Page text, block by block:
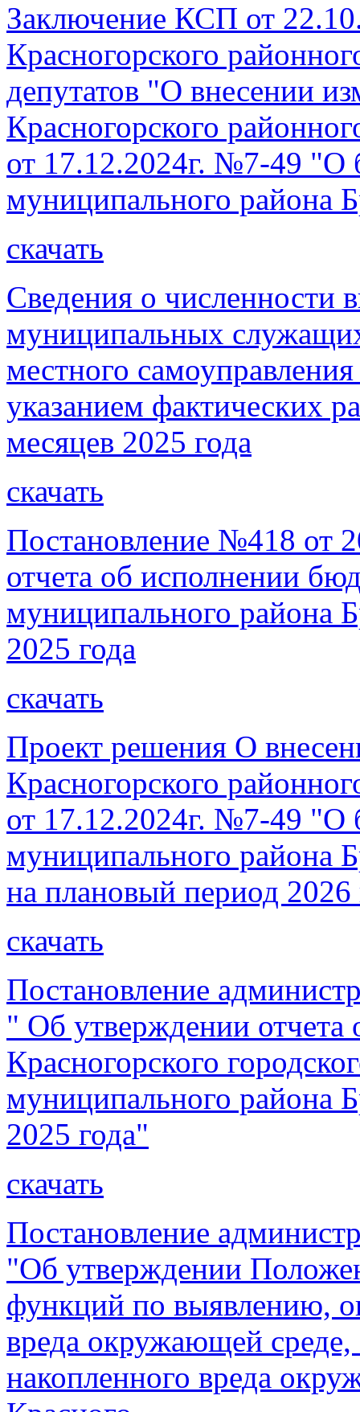
Заключение КСП от
Красногорского
депутатов "О внесении
Красногорского
от 17.12.2024г. №7-49 "О
муниципального района
скачать
Сведения о
муниципальных
местного
указанием фактических
месяцев 2025 года
скачать
Постановление №418 от
отчета об исполнении
муниципального района
2025 года
скачать
Проект решения О
Красногорского
от 17.12.2024г. №7-49 "О
муниципального района
на плановый период
скачать
Постановление
" Об утверждении
Красногорского
муниципального района
2025 года"
скачать
Постановление
"Об утверждении
функций по выявлению,
вреда окружающей
накопленного вреда